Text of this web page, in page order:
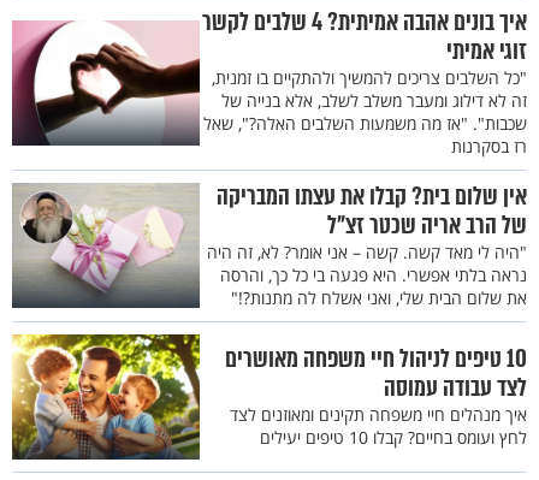
איך בונים אהבה אמיתית? 4 שלבים לקשר
זוגי אמיתי
"כל השלבים צריכים להמשיך ולהתקיים בו זמנית,
זה לא דילוג ומעבר משלב לשלב, אלא בנייה של
שכבות". "אז מה משמעות השלבים האלה?", שאל
רז בסקרנות
אין שלום בית? קבלו את עצתו המבריקה
של הרב אריה שכטר זצ"ל
"היה לי מאד קשה. קשה – אני אומר? לא, זה היה
נראה בלתי אפשרי. היא פגעה בי כל כך, והרסה
את שלום הבית שלי, ואני אשלח לה מתנות?!"
10 טיפים לניהול חיי משפחה מאושרים
לצד עבודה עמוסה
איך מנהלים חיי משפחה תקינים ומאוזנים לצד
לחץ ועומס בחיים? קבלו 10 טיפים יעילים